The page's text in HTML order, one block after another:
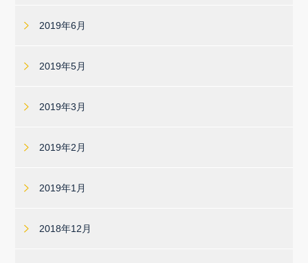
2019年6月
2019年5月
2019年3月
2019年2月
2019年1月
2018年12月